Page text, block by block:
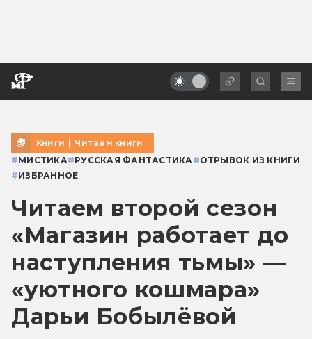
Книги | Читаем книги
#МИСТИКА#РУССКАЯ ФАНТАСТИКА #ОТРЫВОК ИЗ КНИГИ
#ИЗБРАННОЕ
Читаем второй сезон
«Магазин работает до
наступления тьмы» —
«уютного кошмара»
Дарьи Бобылёвой